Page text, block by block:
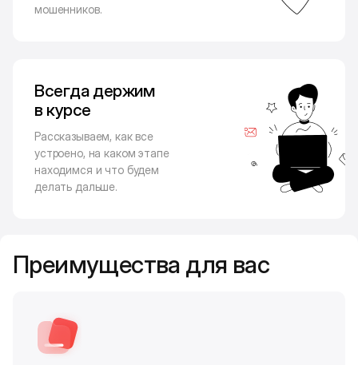
мошенников.
Всегда держим
в курсе
Рассказываем, как все
устроено, на каком этапе
находимся и что будем
делать дальше.
Преимущества для вас